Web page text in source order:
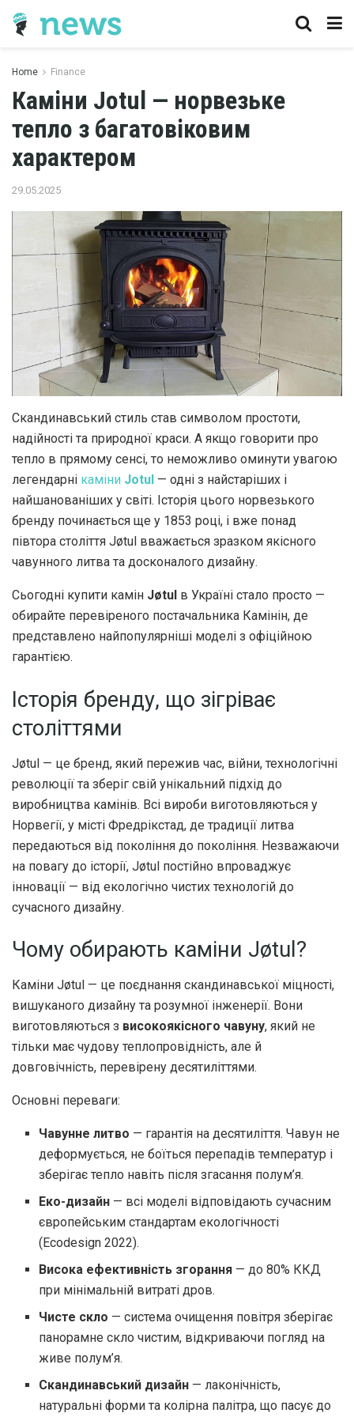
Home Finance
Каміни Jotul — норвезьке
тепло з багатовіковим
характером
29.05.2025
Скандинавський стиль став символом простоти,
надійності та природної краси. А якщо говорити про
тепло в прямому сенсі, то неможливо оминути увагою
легендарні каміни Jotul — одні з найстаріших і
найшанованіших у світі. Історія цього норвезького
бренду починається ще у 1853 році, і вже понад
півтора століття Jøtul вважається зразком якісного
чавунного литва та досконалого дизайну.
Сьогодні купити камін Jøtul в Україні стало просто —
обирайте перевіреного постачальника Камінін, де
представлено найпопулярніші моделі з офіційною
гарантією.
Історія бренду, що зігріває
століттями
Jøtul — це бренд, який пережив час, війни, технологічні
революції та зберіг свій унікальний підхід до
виробництва камінів. Всі вироби виготовляються у
Норвегії, у місті Фредрікстад, де традиції литва
передаються від покоління до покоління. Незважаючи
на повагу до історії, Jøtul постійно впроваджує
інновації — від екологічно чистих технологій до
сучасного дизайну.
Чому обирають каміни Jøtul?
Каміни Jøtul — це поєднання скандинавської міцності,
вишуканого дизайну та розумної інженерії. Вони
виготовляються з високоякісного чавуну, який не
тільки має чудову теплопровідність, але й
довговічність, перевірену десятиліттями.
Основні переваги:
Чавунне литво — гарантія на десятиліття. Чавун не
деформується, не боїться перепадів температур і
зберігає тепло навіть після згасання полум’я.
Еко-дизайн — всі моделі відповідають сучасним
європейським стандартам екологічності
(Ecodesign 2022).
Висока ефективність згорання — до 80% ККД
при мінімальній витраті дров.
Чисте скло — система очищення повітря зберігає
панорамне скло чистим, відкриваючи погляд на
живе полум’я.
Скандинавський дизайн — лаконічність,
натуральні форми та колірна палітра, що пасує до